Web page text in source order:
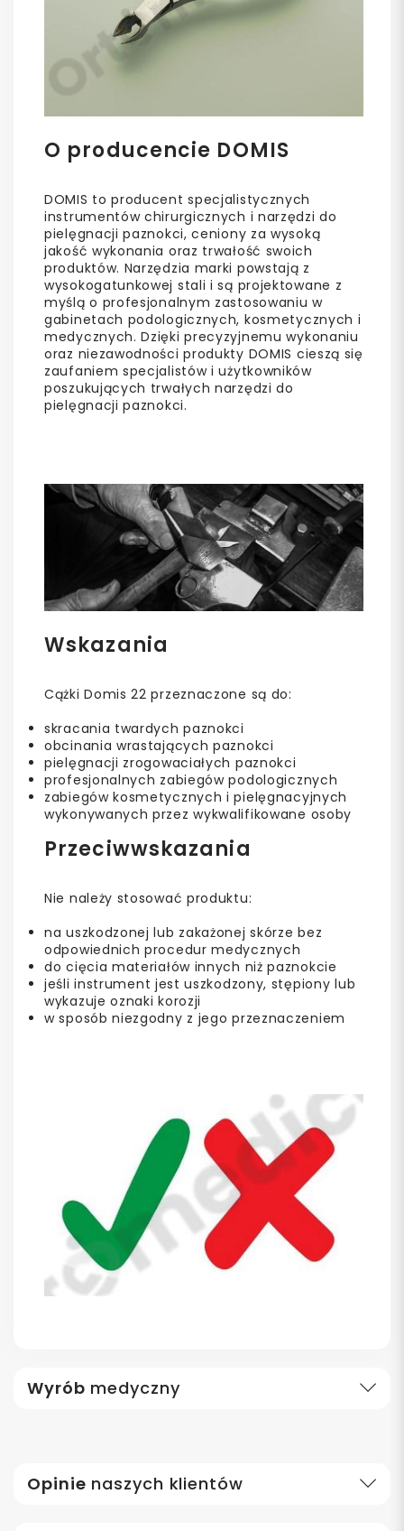
O producencie DOMIS
DOMIS to producent specjalistycznych
instrumentów chirurgicznych i narzędzi do
pielęgnacji paznokci, ceniony za wysoką
jakość wykonania oraz trwałość swoich
produktów. Narzędzia marki powstają z
wysokogatunkowej stali i są projektowane z
myślą o profesjonalnym zastosowaniu w
gabinetach podologicznych, kosmetycznych i
medycznych. Dzięki precyzyjnemu wykonaniu
oraz niezawodności produkty DOMIS cieszą się
zaufaniem specjalistów i użytkowników
poszukujących trwałych narzędzi do
pielęgnacji paznokci.
Wskazania
Cążki Domis 22 przeznaczone są do:
skracania twardych paznokci
obcinania wrastających paznokci
pielęgnacji zrogowaciałych paznokci
profesjonalnych zabiegów podologicznych
zabiegów kosmetycznych i pielęgnacyjnych
wykonywanych przez wykwalifikowane osoby
Przeciwwskazania
Nie należy stosować produktu:
na uszkodzonej lub zakażonej skórze bez
odpowiednich procedur medycznych
do cięcia materiałów innych niż paznokcie
jeśli instrument jest uszkodzony, stępiony lub
wykazuje oznaki korozji
w sposób niezgodny z jego przeznaczeniem
Wyrób medyczny
Opinie naszych klientów